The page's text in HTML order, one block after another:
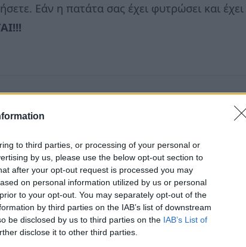
to third parties, or processing of your personal or
by us, please use the below opt-out section to
after your opt-out request is processed you may
on personal information utilized by us or personal
to your opt-out. You may separately opt-out of the
by third parties on the IAB’s list of downstream
be disclosed by us to third parties on the IAB’s List of
disclose it to other third parties.
Εάν η πατάτα σας έχει φυτρώσει και έχει